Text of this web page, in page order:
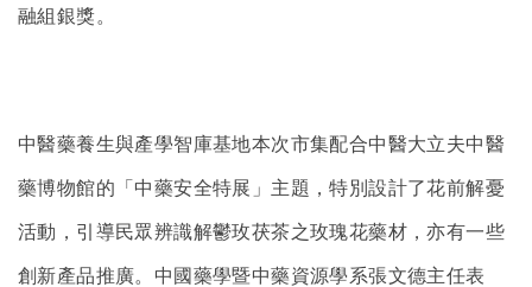
融組銀獎。
中醫藥養生與產學智庫基地本次市集配合中醫大立夫中醫
藥博物館的「中藥安全特展」主題，特別設計了花前解憂
活動，引導民眾辨識解鬱玫茯茶之玫瑰花藥材，亦有一些
創新產品推廣。中國藥學暨中藥資源學系張文德主任表